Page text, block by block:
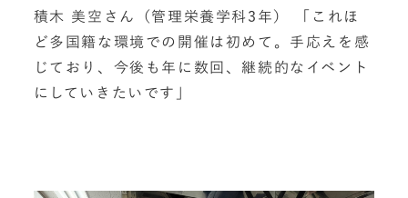
積木 美空さん（管理栄養学科3年） 「これほ
ど多国籍な環境での開催は初めて。手応えを感
じており、今後も年に数回、継続的なイベント
にしていきたいです」